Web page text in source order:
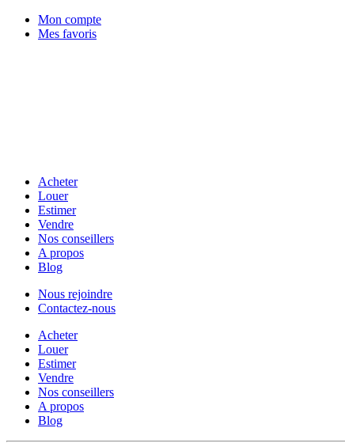
Mon compte
Mes favoris
Acheter
Louer
Estimer
Vendre
Nos conseillers
A propos
Blog
Nous rejoindre
Contactez-nous
Acheter
Louer
Estimer
Vendre
Nos conseillers
A propos
Blog